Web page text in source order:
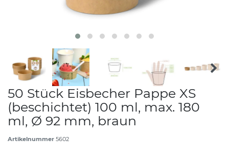
50 Stück Eisbecher Pappe XS
(beschichtet) 100 ml, max. 180
ml, Ø 92 mm, braun
Artikelnummer 5602